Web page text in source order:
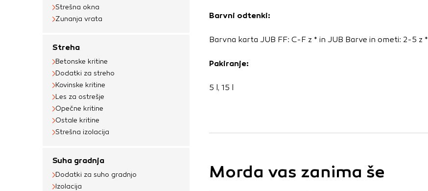
Strešna okna
Zunanja vrata
Streha
Betonske kritine
Dodatki za streho
Kovinske kritine
Les za ostrešje
Opečne kritine
Ostale kritine
Strešna izolacija
Suha gradnja
Dodatki za suho gradnjo
Izolacija
Barvni odtenki:
Barvna karta JUB FF: C-F z * in JUB Barve in ometi: 2-5 z *
Pakiranje:
5 l, 15 l
Morda vas zanima še